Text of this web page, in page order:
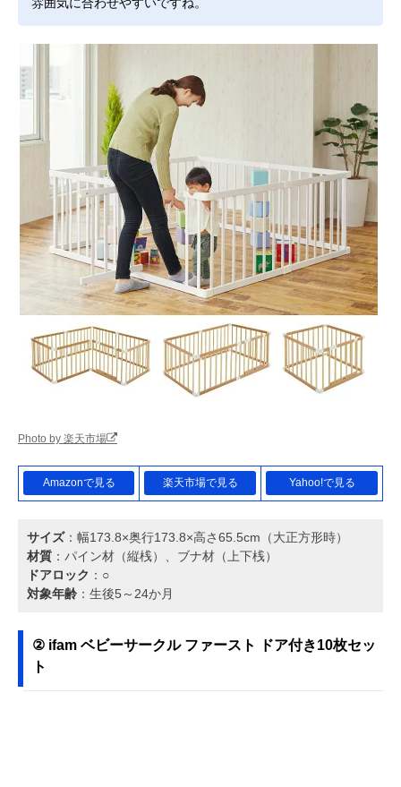
Photo by 楽天市場
Amazonで見る 楽天市場で見る Yahoo!で見る
サイズ：幅173.8×奥行173.8×高さ65.5cm（大正方形時）
材質 ：パイン材（縦桟）、ブナ材（上下桟）
ドアロック ：○
対象年齢 ：生後5～24か月
② ifam ベビーサークル ファースト ドア付き10枚セッ
ト